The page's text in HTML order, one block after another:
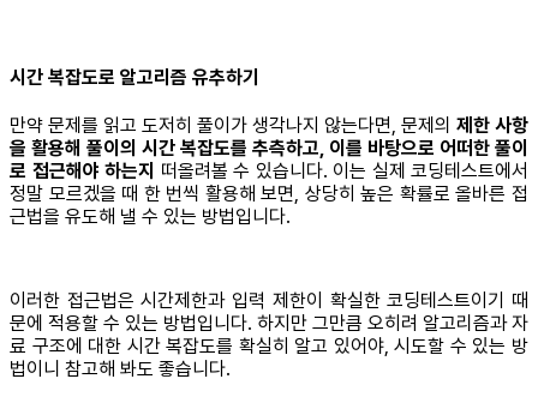
시간 복잡도로 알고리즘 유추하기
만약 문제를 읽고 도저히 풀이가 생각나지 않는다면, 문제의 제한 사항
을 활용해 풀이의 시간 복잡도를 추측하고, 이를 바탕으로 어떠한 풀이
로 접근해야 하는지 떠올려볼 수 있습니다. 이는 실제 코딩테스트에서
정말 모르겠을 때 한 번씩 활용해 보면, 상당히 높은 확률로 올바른 접
근법을 유도해 낼 수 있는 방법입니다.
이러한 접근법은 시간제한과 입력 제한이 확실한 코딩테스트이기 때
문에 적용할 수 있는 방법입니다. 하지만 그만큼 오히려 알고리즘과 자
료 구조에 대한 시간 복잡도를 확실히 알고 있어야, 시도할 수 있는 방
법이니 참고해 봐도 좋습니다.